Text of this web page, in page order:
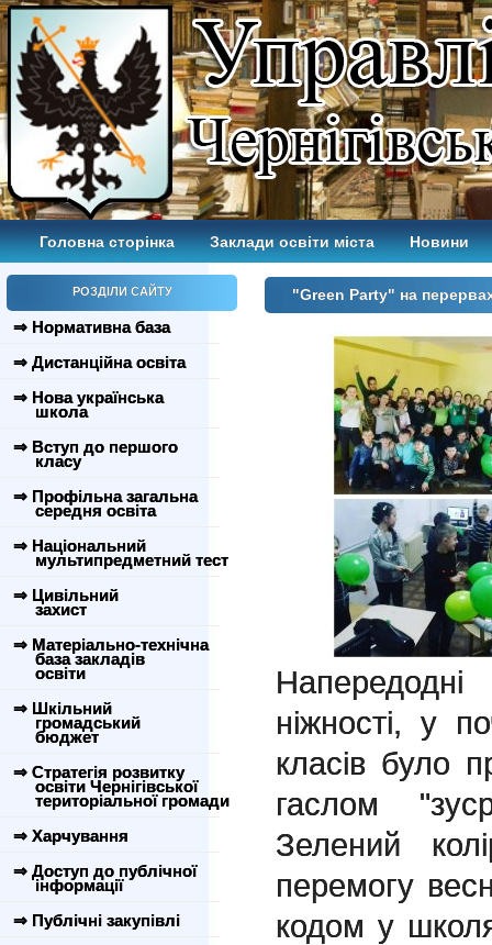
Головна сторінка Заклади освіти міста Новини
РОЗДІЛИ САЙТУ
⇒ Нормативна база
⇒ Дистанційна освіта
⇒ Нова українська
школа
⇒ Вступ до першого
класу
⇒ Профільна загальна
середня освіта
⇒ Національний
мультипредметний тест
⇒ Цивільний
захист
⇒ Матеріально-технічна
база закладів
освіти
⇒ Шкільний
громадський
бюджет
⇒ Стратегія розвитку
освіти Чернігівської
територіальної громади
⇒ Харчування
⇒ Доступ до публічної
інформації
⇒ Публічні закупівлі
"Green Party" на
ніжності, у
класів було
гаслом
Зелений
перемогу
кодом у